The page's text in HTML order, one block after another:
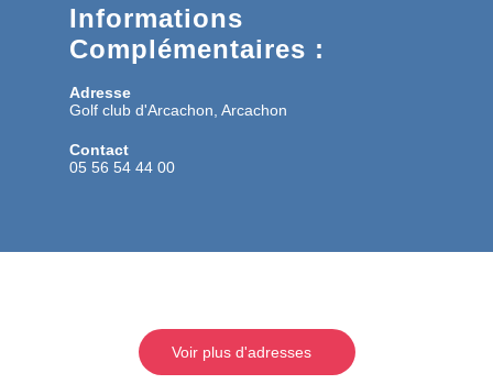
Informations
Complémentaires :
Adresse
Golf club d'Arcachon, Arcachon
Contact
05 56 54 44 00
Voir plus d'adresses